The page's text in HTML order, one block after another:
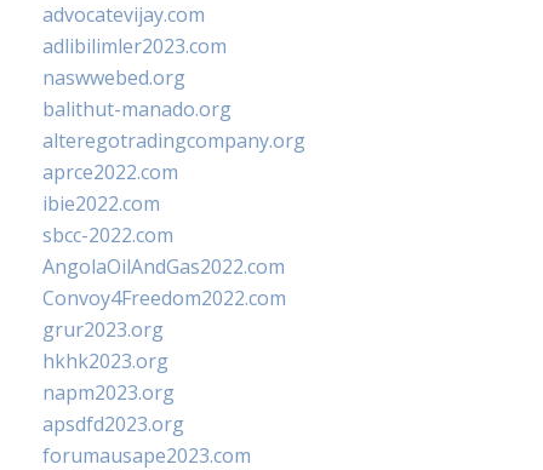
advocatevijay.com
adlibilimler2023.com
naswwebed.org
balithut-manado.org
alteregotradingcompany.org
aprce2022.com
ibie2022.com
sbcc-2022.com
AngolaOilAndGas2022.com
Convoy4Freedom2022.com
grur2023.org
hkhk2023.org
napm2023.org
apsdfd2023.org
forumausape2023.com